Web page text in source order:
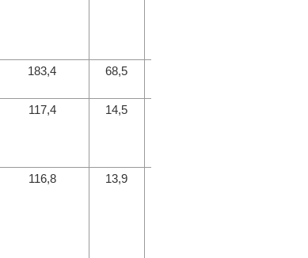
183,4 68,5
117,4 14,5
116,8 13,9